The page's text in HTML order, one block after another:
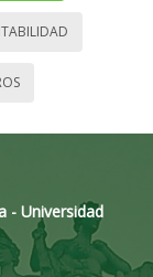
- Universidad